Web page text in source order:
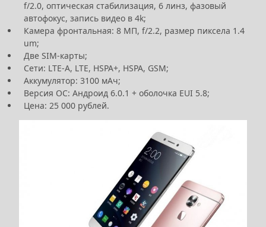
f/2.0, оптическая стабилизация, 6 линз, фазовый
автофокус, запись видео в 4k;
Камера фронтальная: 8 МП, f/2.2, размер пиксела 1.4
um;
Две SIM-карты;
Сети: LTE-A, LTE, HSPA+, HSPA, GSM;
Аккумулятор: 3100 мАч;
Версия ОС: Андроид 6.0.1 + оболочка EUI 5.8;
Цена: 25 000 рублей.